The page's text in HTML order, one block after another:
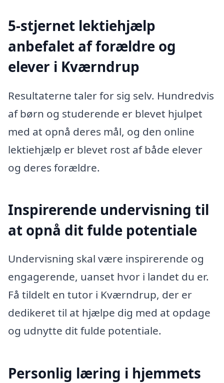
5-stjernet lektiehjælp
anbefalet af forældre og
elever i Kværndrup
Resultaterne taler for sig selv. Hundredvis
af børn og studerende er blevet hjulpet
med at opnå deres mål, og den online
lektiehjælp er blevet rost af både elever
og deres forældre.
Inspirerende undervisning til
at opnå dit fulde potentiale
Undervisning skal være inspirerende og
engagerende, uanset hvor i landet du er.
Få tildelt en tutor i Kværndrup, der er
dedikeret til at hjælpe dig med at opdage
og udnytte dit fulde potentiale.
Personlig læring i hjemmets